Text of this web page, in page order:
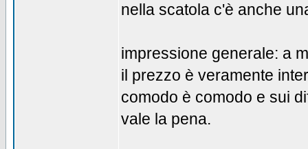
nella scatola c'è anche
impressione generale: a
il prezzo è veramente
comodo è comodo e sui
vale la pena.